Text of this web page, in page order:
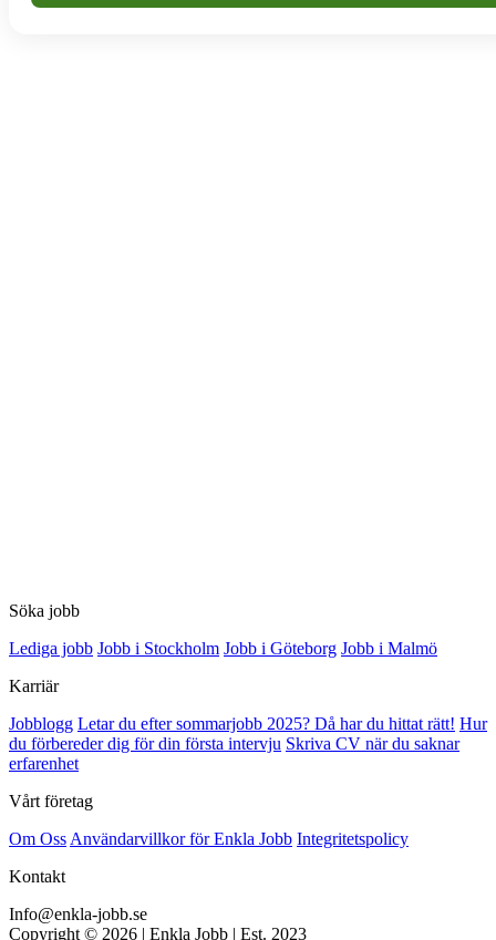
Söka jobb
Lediga jobb Jobb i Stockholm Jobb i Göteborg Jobb i Malmö
Karriär
Jobblogg Letar du efter sommarjobb 2025? Då har du hittat rätt! Hur
du förbereder dig för din första intervju Skriva CV när du saknar
erfarenhet
Vårt företag
Om Oss Användarvillkor för Enkla Jobb Integritetspolicy
Kontakt
Info@enkla-jobb.se
Copyright © 2026 | Enkla Jobb | Est. 2023